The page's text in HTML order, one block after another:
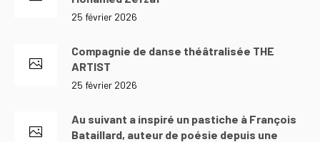
25 février 2026
Compagnie de danse théâtralisée THE
ARTIST
25 février 2026
Au suivant a inspiré un pastiche à François
Bataillard, auteur de poésie depuis une